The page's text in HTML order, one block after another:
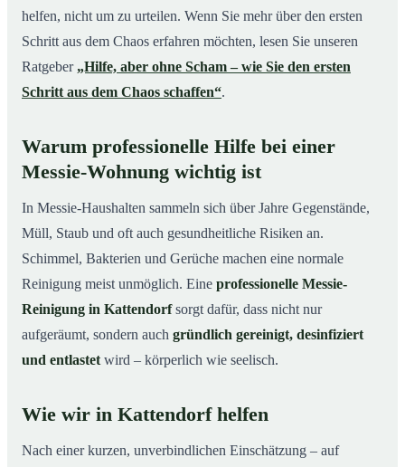
helfen, nicht um zu urteilen. Wenn Sie mehr über den ersten
Schritt aus dem Chaos erfahren möchten, lesen Sie unseren
Ratgeber „Hilfe, aber ohne Scham – wie Sie den ersten
Schritt aus dem Chaos schaffen“.
Warum professionelle Hilfe bei einer
Messie-Wohnung wichtig ist
In Messie-Haushalten sammeln sich über Jahre Gegenstände,
Müll, Staub und oft auch gesundheitliche Risiken an.
Schimmel, Bakterien und Gerüche machen eine normale
Reinigung meist unmöglich. Eine professionelle Messie-
Reinigung in Kattendorfsorgt dafür, dass nicht nur
aufgeräumt, sondern auch gründlich gereinigt, desinfiziert
und entlastet wird – körperlich wie seelisch.
Wie wir in Kattendorf helfen
Nach einer kurzen, unverbindlichen Einschätzung – auf